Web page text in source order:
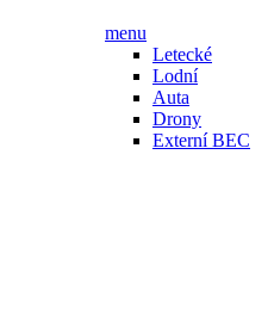
menu
Letecké
Lodní
Auta
Drony
Externí BEC